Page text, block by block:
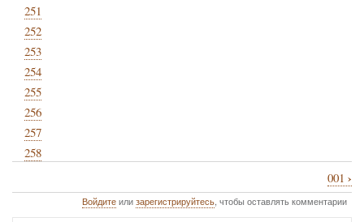
251
252
253
254
255
256
257
258
Перекрёстные
ссылки
001 ›
Войдитеилизарегистрируйтесь, чтобы оставлять комментарии